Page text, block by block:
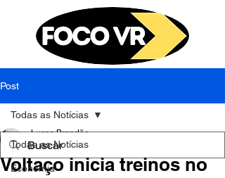
Post
Todas as Notícias
Economia
Todas as Notícias
Voltaço inicia treinos no
Lucas Brandão
25 de mar. de 2025